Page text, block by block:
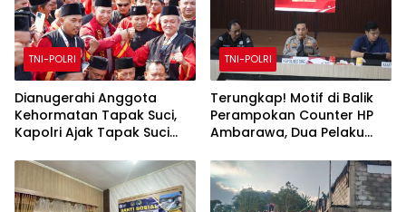
TNI-POLRI
Dianugerahi Anggota
Kehormatan Tapak Suci,
Kapolri Ajak Tapak Suci
Bersinergi dengan Polri
Jaga Generasi Muda dari
Ancaman Zaman
TNI-POLRI
Terungkap! Motif di Balik
Perampokan Counter HP
Ambarawa, Dua Pelaku
Bawa puluhan HP